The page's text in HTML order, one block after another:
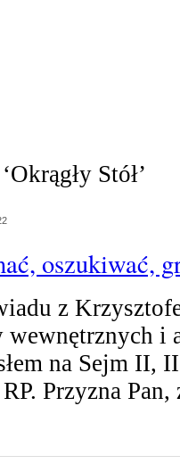
Stół’
oszukiwać,
z
wewnętrznych i
na Sejm II,
Przyzna Pan,